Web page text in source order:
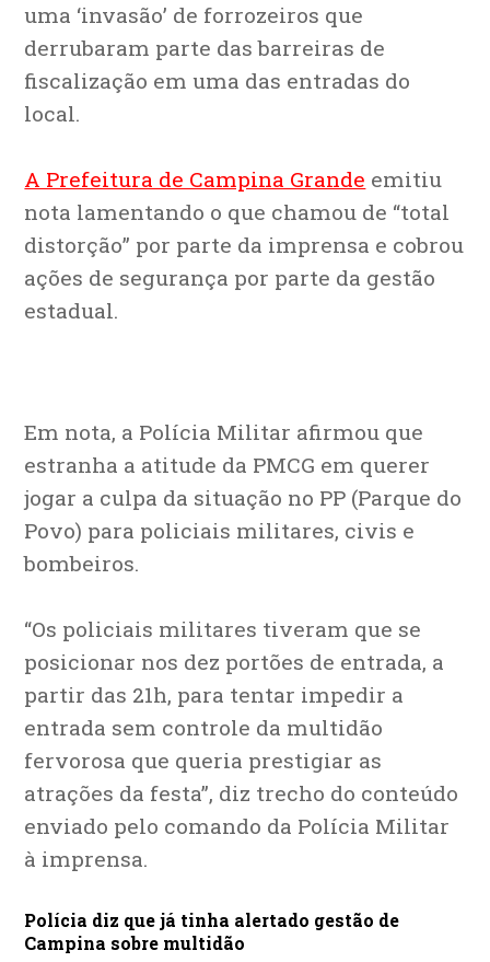
uma ‘invasão’ de forrozeiros que
derrubaram parte das barreiras de
fiscalização em uma das entradas do
local.
A Prefeitura de Campina Grande emitiu
nota lamentando o que chamou de “total
distorção” por parte da imprensa e cobrou
ações de segurança por parte da gestão
estadual.
Em nota, a Polícia Militar afirmou que
estranha a atitude da PMCG em querer
jogar a culpa da situação no PP (Parque do
Povo) para policiais militares, civis e
bombeiros.
“Os policiais militares tiveram que se
posicionar nos dez portões de entrada, a
partir das 21h, para tentar impedir a
entrada sem controle da multidão
fervorosa que queria prestigiar as
atrações da festa”, diz trecho do conteúdo
enviado pelo comando da Polícia Militar
à imprensa.
Polícia diz que já tinha alertado gestão de
Campina sobre multidão